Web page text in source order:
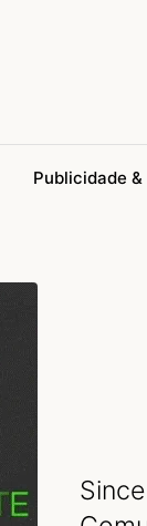
Publicidade &